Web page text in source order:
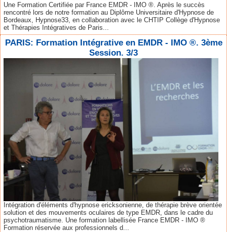
Une Formation Certifiée par France EMDR - IMO ®. Après le succès
rencontré lors de notre formation au Diplôme Universitaire d'Hypnose de
Bordeaux, Hypnose33, en collaboration avec le CHTIP Collège d'Hypnose
et Thérapies Intégratives de Paris...
PARIS: Formation Intégrative en EMDR - IMO ®. 3ème
Session. 3/3
Intégration d'éléments d'hypnose ericksonienne, de thérapie brève orientée
solution et des mouvements oculaires de type EMDR, dans le cadre du
psychotraumatisme. Une formation labellisée France EMDR - IMO ®
Formation réservée aux professionnels d...